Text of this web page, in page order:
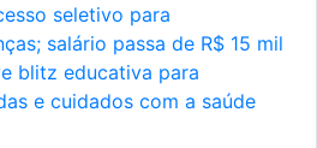
seletivo para
salário passa de R$ 15 mil
blitz educativa para
e cuidados com a saúde